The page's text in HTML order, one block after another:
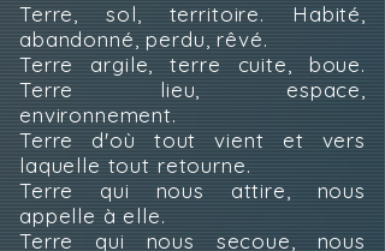
Terre, sol, territoire. Habité,
abandonné, perdu, rêvé.
Terre argile, terre cuite, boue.
Terre lieu, espace,
environnement.
Terre d'où tout vient et vers
laquelle tout retourne.
Terre qui nous attire, nous
appelle à elle.
Terre qui nous secoue, nous